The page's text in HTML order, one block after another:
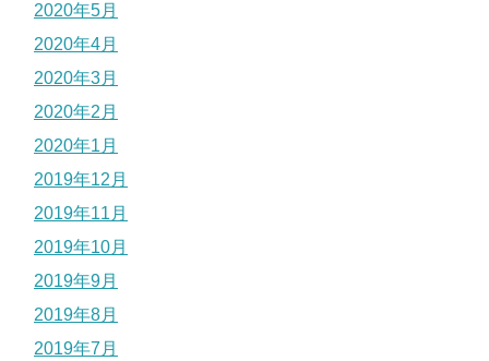
2020年5月
2020年4月
2020年3月
2020年2月
2020年1月
2019年12月
2019年11月
2019年10月
2019年9月
2019年8月
2019年7月